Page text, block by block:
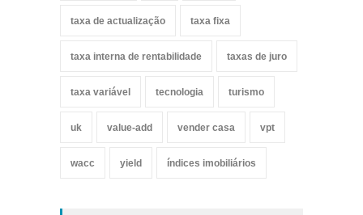
taxa de actualização taxa fixa
taxa interna de rentabilidade taxas de juro
taxa variável tecnologia turismo
uk value-add vender casa vpt
wacc yield índices imobiliários